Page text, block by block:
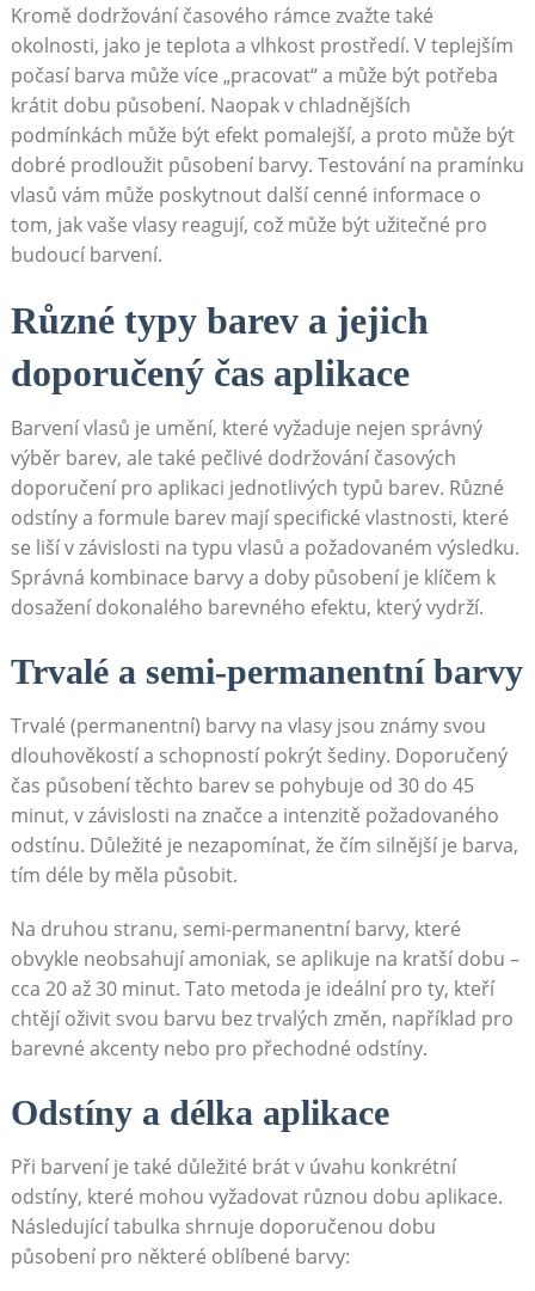
Kromě dodržování časového rámce zvažte také​
okolnosti, ‍jako je teplota a vlhkost⁤ prostředí.​ V teplejším
počasí ⁢barva může více „pracovat“ a může být potřeba
krátit dobu působení. Naopak v chladnějších
⁢podmínkách ⁢může být efekt pomalejší, a proto může být
dobré prodloužit působení barvy. Testování na pramínku
vlasů vám může poskytnout další cenné informace o
tom, jak vaše vlasy reagují, což může být užitečné pro⁣
budoucí barvení.
Různé typy ⁤barev a jejich
doporučený čas aplikace
Barvení vlasů je umění, které vyžaduje nejen správný
výběr ‌barev, ale také pečlivé dodržování časových
‌doporučení⁢ pro aplikaci jednotlivých typů barev.⁤ Různé
odstíny a formule barev mají specifické vlastnosti, které⁢
se liší v závislosti‍ na typu vlasů a požadovaném výsledku.
Správná kombinace barvy a doby působení je klíčem⁢ k⁤
dosažení dokonalého barevného efektu, který vydrží.
Trvalé a semi-permanentní barvy
Trvalé (permanentní) barvy na vlasy jsou známy ​svou
dlouhověkostí a schopností ​pokrýt šediny. Doporučený
čas působení těchto barev se pohybuje od 30 ⁣do 45
minut, v závislosti na ‌značce a intenzitě ​požadovaného
odstínu. Důležité ⁣je nezapomínat, ‌že čím silnější je barva,
tím déle by měla působit.
Na druhou stranu, semi-permanentní barvy, které⁤
obvykle neobsahují amoniak, se aplikuje na kratší dobu –
cca 20 až 30 minut. Tato metoda je ideální pro ty, kteří‌
chtějí oživit svou ​barvu bez trvalých změn,⁤ například pro
barevné akcenty nebo pro přechodné odstíny.
Odstíny a ‌délka aplikace
Při barvení je také⁤ důležité brát​ v ‌úvahu konkrétní
odstíny, které mohou vyžadovat různou dobu aplikace.
Následující tabulka shrnuje doporučenou dobu
působení pro některé oblíbené barvy: